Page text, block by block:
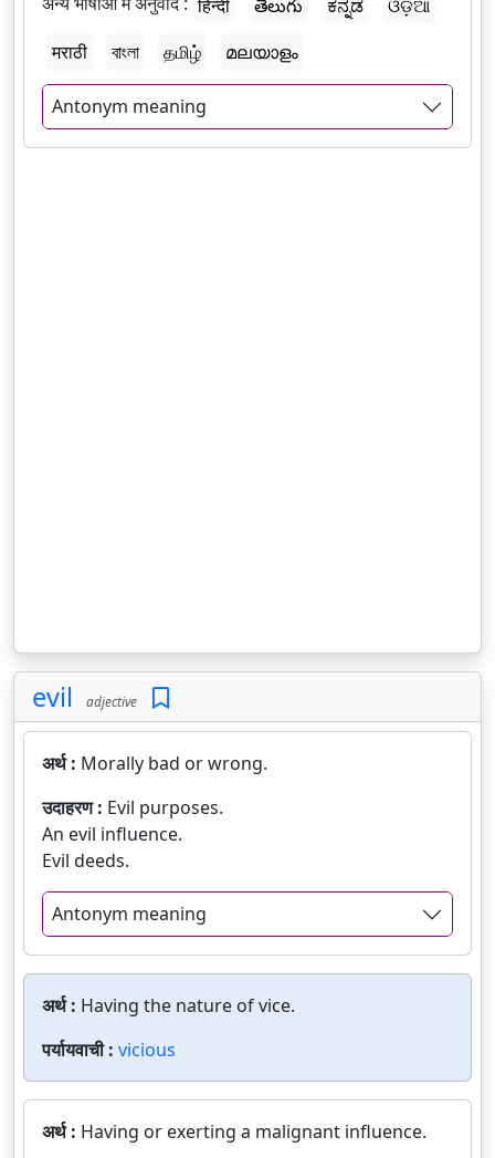
हिन्दी తెలుగు ಕನ್ನಡ
ଓଡ଼ିଆ
मराठी
বাংলা தமிழ் മലയാളം
Antonym meaning
evil adjective
अर्थ : Morally bad or wrong.
उदाहरण : Evil purposes.
An evil influence.
Evil deeds.
Antonym meaning
अर्थ : Having the nature of vice.
पर्यायवाची : vicious
अर्थ : Having or exerting a malignant influence.